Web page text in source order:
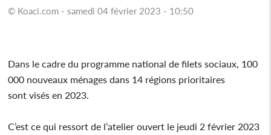
© Koaci.com - samedi 04 février 2023 - 10:50
Dans le cadre du programme national de filets sociaux, 100
000 nouveaux ménages dans 14 régions prioritaires
sont visés en 2023.
C’est ce qui ressort de l’atelier ouvert le jeudi 2 février 2023